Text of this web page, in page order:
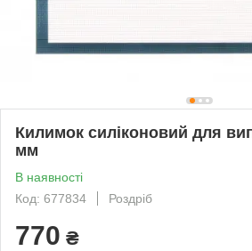
Килимок силіконовий для
мм
В наявності
Код: 677834
Роздріб
770 ₴